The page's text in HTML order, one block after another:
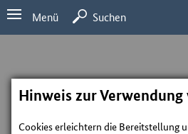
Menü Suchen
Hinweis zur Verwendung
Cookies erleichtern die Bereitstellung